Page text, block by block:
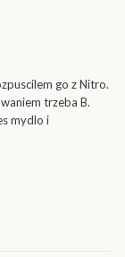
go z Nitro.
trzeba B.
mydlo i